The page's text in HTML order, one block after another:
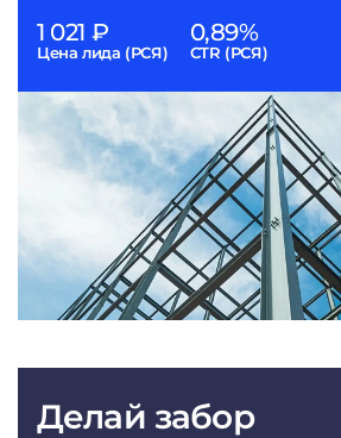
1 021 ₽
Цена лида (РСЯ)
0,89%
CTR (РСЯ)
Делай забор